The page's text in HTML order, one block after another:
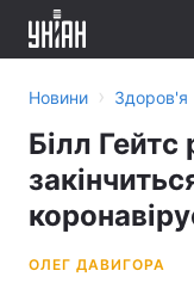
Новини › Здоров'я
Білл Гейтс
ОЛЕГ ДАВИГОРА